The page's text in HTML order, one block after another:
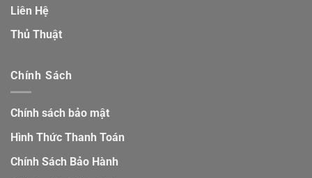
Liên Hệ
Thủ Thuật
Chính Sách
Chính sách bảo mật
Hình Thức Thanh Toán
Chính Sách Bảo Hành